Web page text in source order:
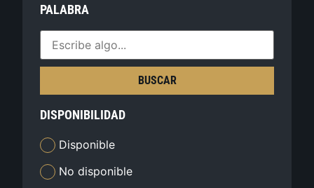
PALABRA
BUSCAR
DISPONIBILIDAD
Disponible
No disponible